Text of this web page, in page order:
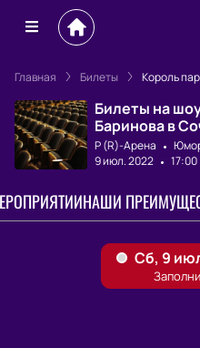
Главная Билеты Король
Билеты на
Баринова в
Р (R)-Арена
9 июл. 2022
17:00
НАШИ